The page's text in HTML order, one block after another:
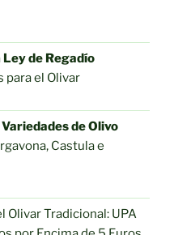
Ley de Regadío
para el Olivar
Variedades de Olivo
Castula e
Olivar Tradicional: UPA